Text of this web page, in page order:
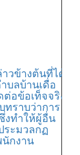
วข้างต้นที่ได้
บลบ้านเดื่อ
อข้อเท็จจริง
ทราบว่าการ
งทำให้ผู้อื่น
ระมวลกฏ
กงาน